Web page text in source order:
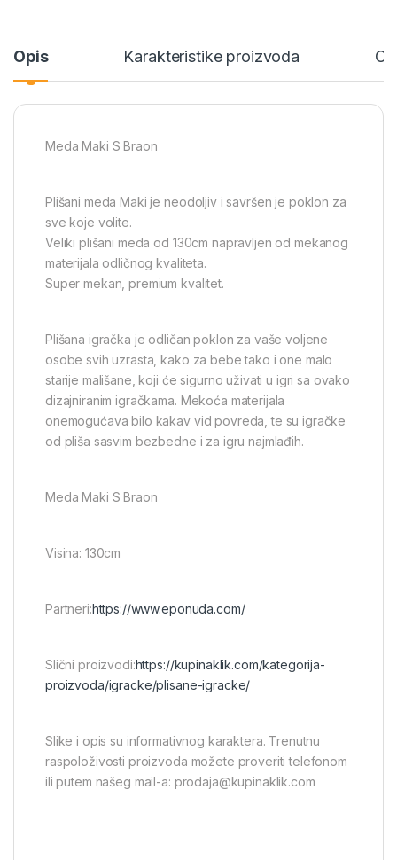
Opis Karakteristike proizvoda
Meda Maki S Braon
Plišani meda Maki je neodoljiv i savršen je poklon za
sve koje volite.
Veliki plišani meda od 130cm napravljen od mekanog
materijala odličnog kvaliteta.
Super mekan, premium kvalitet.
Plišana igračka je odličan poklon za vaše voljene
osobe svih uzrasta, kako za bebe tako i one malo
starije mališane, koji će sigurno uživati u igri sa ovako
dizajniranim igračkama. Mekoća materijala
onemogućava bilo kakav vid povreda, te su igračke
od pliša sasvim bezbedne i za igru najmlađih.
Meda Maki S Braon
Visina: 130cm
Partneri:https://www.eponuda.com/
Slični proizvodi:https://kupinaklik.com/kategorija-
proizvoda/igracke/plisane-igracke/
Slike i opis su informativnog karaktera. Trenutnu
raspoloživosti proizvoda možete proveriti telefonom
ili putem našeg mail-a: prodaja@kupinaklik.com